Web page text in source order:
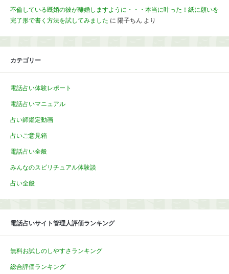
不倫している既婚の彼が離婚しますように・・・本当に叶った！紙に願いを
完了形で書く方法を試してみました に 陽子ちん より
カテゴリー
電話占い体験レポート
電話占いマニュアル
占い師鑑定動画
占いご意見箱
電話占い全般
みんなのスピリチュアル体験談
占い全般
電話占いサイト管理人評価ランキング
無料お試しのしやすさランキング
総合評価ランキング